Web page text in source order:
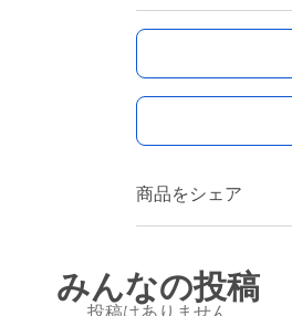
商品をシェア
みんなの投稿
投稿はありません